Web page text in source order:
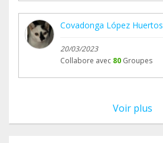
Covadonga López Huertos
20/03/2023
Collabore avec 80 Groupes
Voir plus